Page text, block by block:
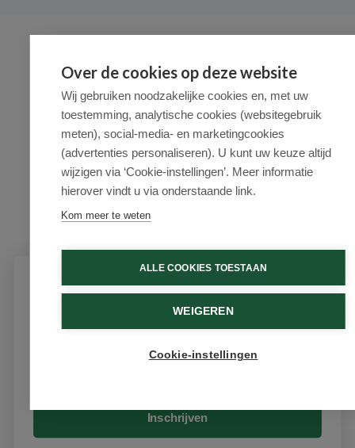
Over de cookies op deze website
Wij gebruiken noodzakelijke cookies en, met uw
toestemming, analytische cookies (websitegebruik
meten), social-media- en marketingcookies
(advertenties personaliseren). U kunt uw keuze altijd
wijzigen via ‘Cookie-instellingen’. Meer informatie
hierover vindt u via onderstaande link.
Kom meer te weten
ALLE COOKIES TOESTAAN
WEIGEREN
Cookie-instellingen
Schrijf je in voor onze nieuwsbrief
Ontvang als eerste de beste aanbiedingen en persoonlijk
advies
Inschrijven